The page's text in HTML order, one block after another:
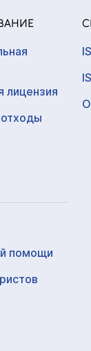
лицензия
помощи